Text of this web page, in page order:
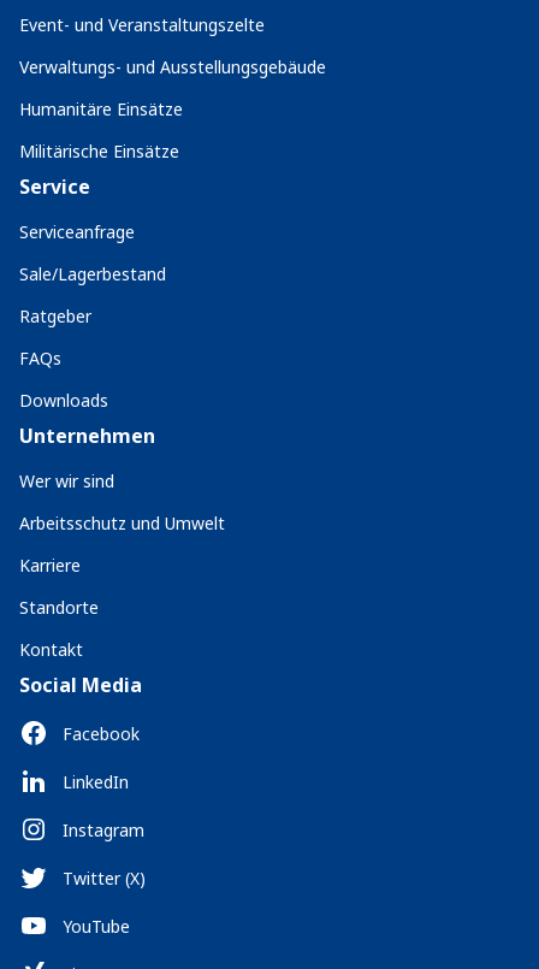
Event- und Veranstaltungszelte
Verwaltungs- und Ausstellungsgebäude
Humanitäre Einsätze
Militärische Einsätze
Service
Serviceanfrage
Sale/Lagerbestand
Ratgeber
FAQs
Downloads
Unternehmen
Wer wir sind
Arbeitsschutz und Umwelt
Karriere
Standorte
Kontakt
Social Media
Facebook
LinkedIn
Instagram
Twitter (X)
YouTube